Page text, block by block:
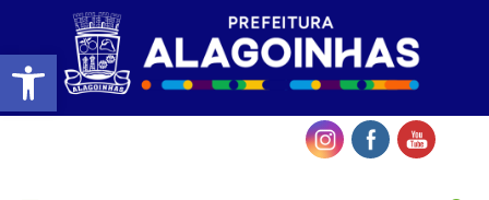
Barra de Ferramentas Aberta